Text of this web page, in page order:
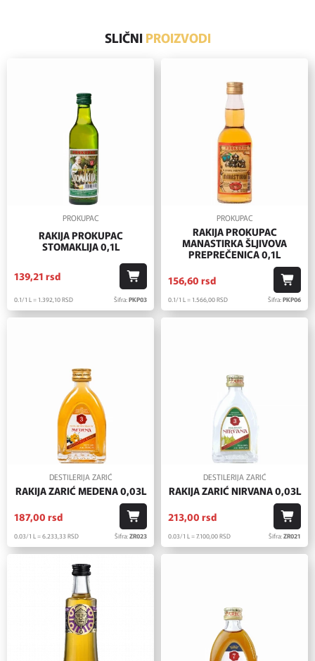
SLIČNI PROIZVODI
PROKUPAC
RAKIJA PROKUPAC
STOMAKLIJA 0,1L
139,21 rsd
0.1/1 L = 1.392,10RSD Šifra:PKP03
PROKUPAC
RAKIJA PROKUPAC
MANASTIRKA ŠLJIVOVA
PREPREČENICA 0,1L
156,60 rsd
0.1/1 L = 1.566,00RSD Šifra:PKP06
DESTILERIJA ZARIĆ
RAKIJA ZARIĆ MEDENA 0,03L
187,00 rsd
0.03/1 L = 6.233,33 RSD Šifra:ZR023
DESTILERIJA ZARIĆ
RAKIJA ZARIĆ NIRVANA 0,03L
213,00 rsd
0.03/1 L = 7.100,00RSD Šifra:ZR021